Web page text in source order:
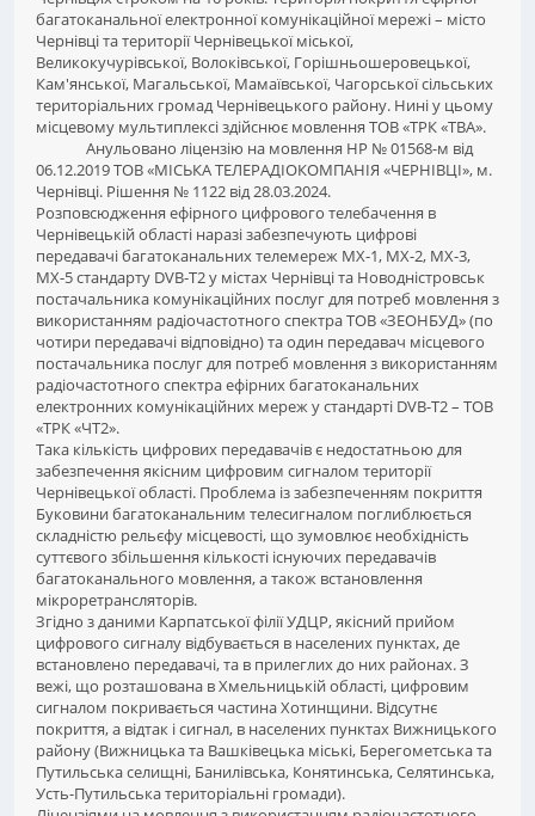
багатоканальної електронної комунікаційної мережі – місто
Чернівці та території Чернівецької міської,
Великокучурівської, Волоківської, Горішньошеровецької,
Кам'янської, Магальської, Мамаївської, Чагорської сільських
територіальних громад Чернівецького району. Нині у цьому
місцевому мультиплексі здійснює мовлення ТОВ «ТРК «ТВА».
Анульовано ліцензію на мовлення НР № 01568-м від
06.12.2019 ТОВ «МІСЬКА ТЕЛЕРАДІОКОМПАНІЯ «ЧЕРНІВЦІ», м.
Чернівці. Рішення № 1122 від 28.03.2024.
Розповсюдження ефірного цифрового телебачення в
Чернівецькій області наразі забезпечують цифрові
передавачі багатоканальних телемереж МХ-1, МХ-2, МХ-3,
МХ-5 стандарту DVB-T2 у містах Чернівці та Новодністровськ
постачальника комунікаційних послуг для потреб мовлення з
використанням радіочастотного спектра ТОВ «ЗЕОНБУД» (по
чотири передавачі відповідно) та один передавач місцевого
постачальника послуг для потреб мовлення з використанням
радіочастотного спектра ефірних багатоканальних
електронних комунікаційних мереж у стандарті DVB-T2 – ТОВ
«ТРК «ЧТ2».
Така кількість цифрових передавачів є недостатньою для
забезпечення якісним цифровим сигналом території
Чернівецької області. Проблема із забезпеченням покриття
Буковини багатоканальним телесигналом поглиблюється
складністю рельєфу місцевості, що зумовлює необхідність
суттєвого збільшення кількості існуючих передавачів
багатоканального мовлення, а також встановлення
мікроретрансляторів.
Згідно з даними Карпатської філії УДЦР, якісний прийом
цифрового сигналу відбувається в населених пунктах, де
встановлено передавачі, та в прилеглих до них районах. З
вежі, що розташована в Хмельницькій області, цифровим
сигналом покривається частина Хотинщини. Відсутнє
покриття, а відтак і сигнал, в населених пунктах Вижницького
району (Вижницька та Вашківецька міські, Берегометська та
Путильська селищні, Банилівська, Конятинська, Селятинська,
Усть-Путильська територіальні громади).